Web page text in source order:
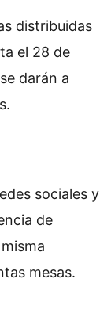
distribuidas
el 28 de
darán a
sociales y
de
mesas.